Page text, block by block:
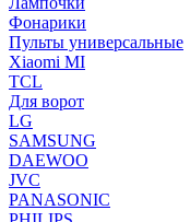
Фонарики
Пульты универсальные
Xiaomi MI
TCL
Для ворот
LG
SAMSUNG
DAEWOO
JVC
PANASONIC